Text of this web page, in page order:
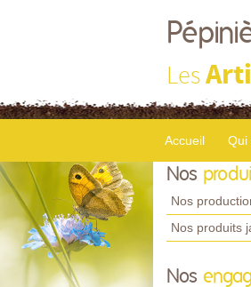
Les
Accueil Qui
Nos
Nos
Nos produits
Nos